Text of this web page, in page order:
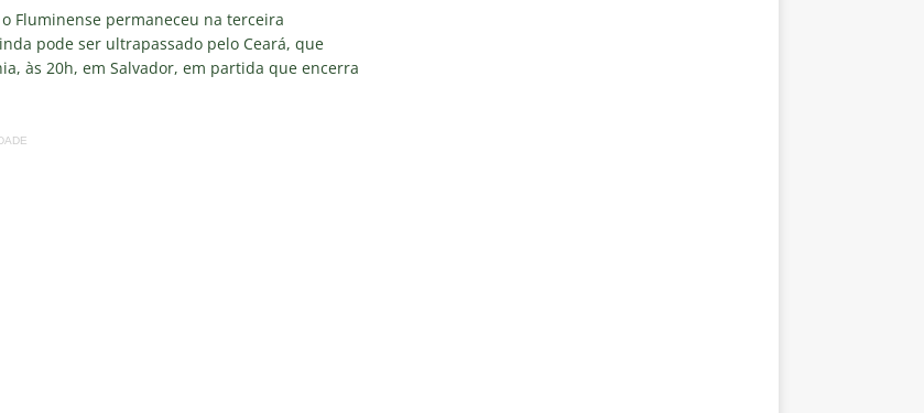
Fluminense permaneceu na terceira
pode ser ultrapassado pelo Ceará, que
às 20h, em Salvador, em partida que encerra